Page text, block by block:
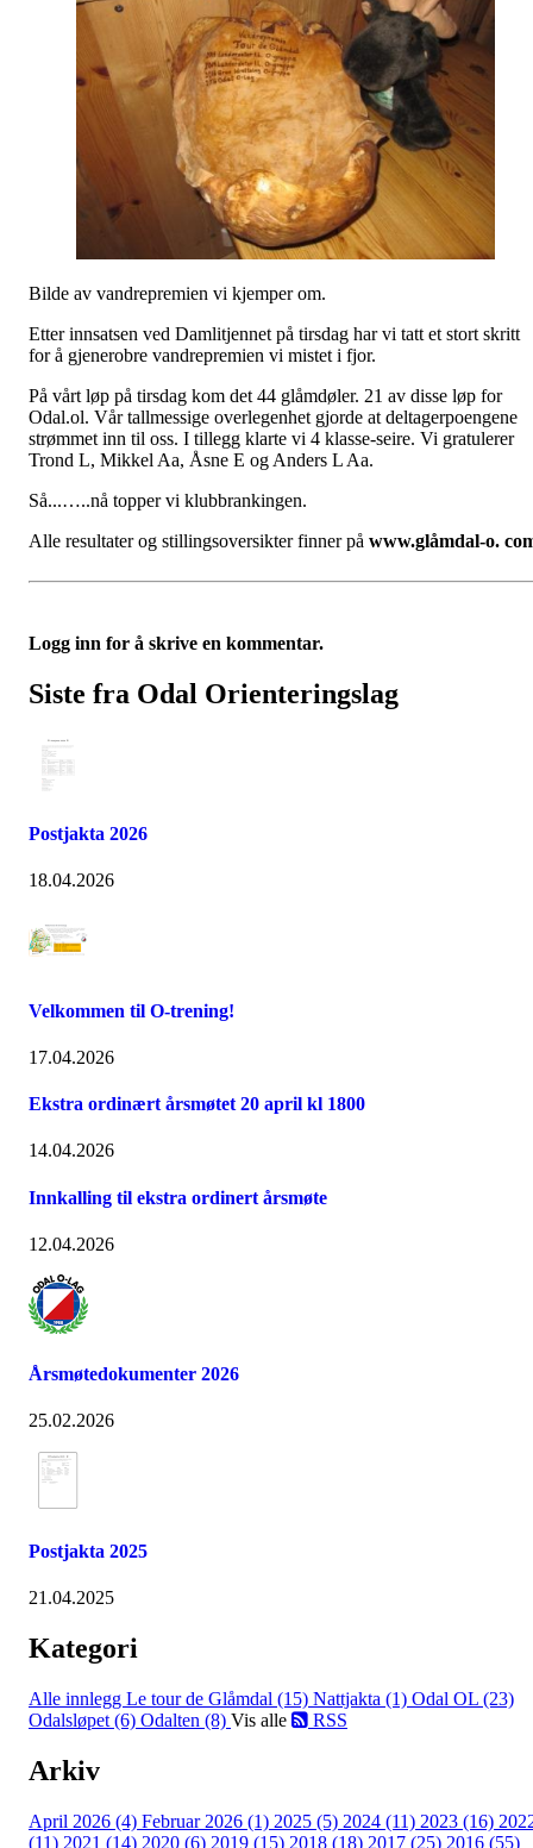
Bilde av vandrepremien vi kjemper om.
Etter innsatsen ved Damlitjennet på tirsdag har vi tatt et stort skritt
for å gjenerobre vandrepremien vi mistet i fjor.
På vårt løp på tirsdag kom det 44 glåmdøler. 21 av disse løp for
Odal.ol. Vår tallmessige overlegenhet gjorde at deltagerpoengene
strømmet inn til oss. I tillegg klarte vi 4 klasse-seire. Vi gratulerer
Trond L, Mikkel Aa, Åsne E og Anders L Aa.
Så...…..nå topper vi klubbrankingen.
Alle resultater og stillingsoversikter finner på www.glåmdal-o.
Logg inn for å skrive en kommentar.
Siste fra Odal Orienteringslag
Postjakta 2026
18.04.2026
Velkommen til O-trening!
17.04.2026
Ekstra ordinært årsmøtet 20 april kl 1800
14.04.2026
Innkalling til ekstra ordinert årsmøte
12.04.2026
Årsmøtedokumenter 2026
25.02.2026
Postjakta 2025
21.04.2025
Kategori
Alle innlegg Le tour de Glåmdal (15) Nattjakta (1) Odal OL (23)
Odalsløpet (6) Odalten (8) Vis alle RSS
Arkiv
April 2026 (4) Februar 2026 (1) 2025 (5) 2024 (11) 2023 (16)
(11) 2021 (14) 2020 (6) 2019 (15) 2018 (18) 2017 (25) 2016 (55)